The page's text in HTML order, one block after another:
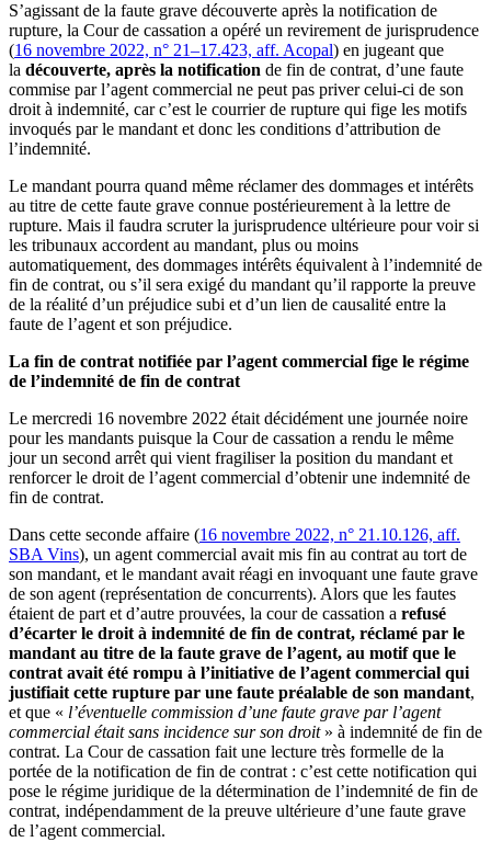
S’agissant de la faute grave découverte après la notification de
rupture, la Cour de cassation a opéré un revirement de jurisprudence
(16 novembre 2022, n° 21–17.423, aff. Acopal) en jugeant que
la découverte, après la notification de fin de contrat, d’une faute
commise par l’agent commercial ne peut pas priver celui-ci de son
droit à indemnité, car c’est le courrier de rupture qui fige les motifs
invoqués par le mandant et donc les conditions d’attribution de
l’indemnité.
Le mandant pourra quand même réclamer des dommages et intérêts
au titre de cette faute grave connue postérieurement à la lettre de
rupture. Mais il faudra scruter la jurisprudence ultérieure pour voir si
les tribunaux accordent au mandant, plus ou moins
automatiquement, des dommages intérêts équivalent à l’indemnité de
fin de contrat, ou s’il sera exigé du mandant qu’il rapporte la preuve
de la réalité d’un préjudice subi et d’un lien de causalité entre la
faute de l’agent et son préjudice.
La fin de contrat notifiée par l’agent commercial fige le régime
de l’indemnité de fin de contrat
Le mercredi 16 novembre 2022 était décidément une journée noire
pour les mandants puisque la Cour de cassation a rendu le même
jour un second arrêt qui vient fragiliser la position du mandant et
renforcer le droit de l’agent commercial d’obtenir une indemnité de
fin de contrat.
Dans cette seconde affaire (16 novembre 2022, n° 21.10.126, aff.
SBA Vins), un agent commercial avait mis fin au contrat au tort de
son mandant, et le mandant avait réagi en invoquant une faute grave
de son agent (représentation de concurrents). Alors que les fautes
étaient de part et d’autre prouvées, la cour de cassation a refusé
d’écarter le droit à indemnité de fin de contrat, réclamé par le
mandant au titre de la faute grave de l’agent, au motif que le
contrat avait été rompu à l’initiative de l’agent commercial qui
justifiait cette rupture par une faute préalable de son mandant,
et que « l’éventuelle commission d’une faute grave par l’agent
commercial était sans incidence sur son droit» à indemnité de fin de
contrat. La Cour de cassation fait une lecture très formelle de la
portée de la notification de fin de contrat : c’est cette notification qui
pose le régime juridique de la détermination de l’indemnité de fin de
contrat, indépendamment de la preuve ultérieure d’une faute grave
de l’agent commercial.